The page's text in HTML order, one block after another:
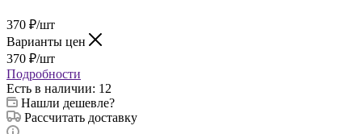
370 ₽/шт
Варианты цен
370 ₽/шт
Подробности
Есть в наличии: 12
Нашли дешевле?
Рассчитать доставку